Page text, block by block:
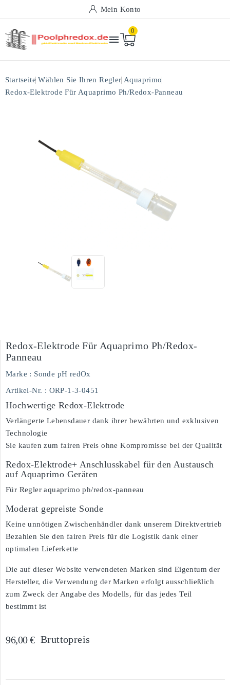
Mein Konto

0
Startseite Wählen Sie Ihren Regler Aquaprimo
Redox-Elektrode Für Aquaprimo Ph/redox-Panneau
Redox-Elektrode Für Aquaprimo Ph/redox-
Panneau
Marke : Sonde pH redOx
Artikel-Nr. : ORP-1-3-0451
Hochwertige Redox-Elektrode
Verlängerte Lebensdauer dank ihrer bewährten und exklusiven
Technologie
Sie kaufen zum fairen Preis ohne Kompromisse bei der Qualität
Redox-Elektrode+ Anschlusskabel für den Austausch
auf Aquaprimo Geräten
Für Regler aquaprimo ph/redox-panneau
Moderat gepreiste Sonde
Keine unnötigen Zwischenhändler dank unserem Direktvertrieb
Bezahlen Sie den fairen Preis für die Logistik dank einer
optimalen Lieferkette
Die auf dieser Website verwendeten Marken sind Eigentum der
Hersteller, die Verwendung der Marken erfolgt ausschließlich
zum Zweck der Angabe des Modells, für das jedes Teil
bestimmt ist
96,00 € Bruttopreis